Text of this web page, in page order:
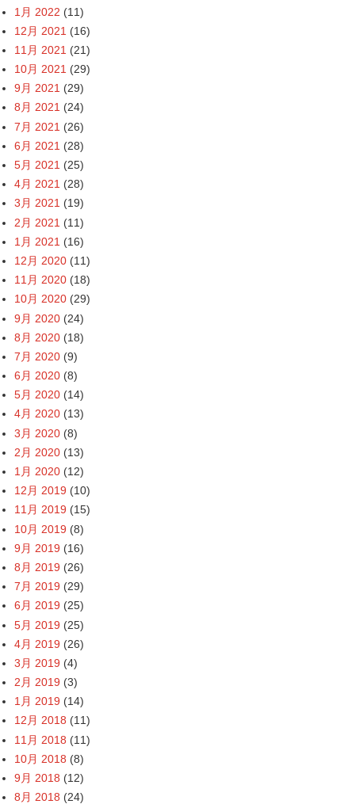
1月 2022 (11)
12月 2021 (16)
11月 2021 (21)
10月 2021 (29)
9月 2021 (29)
8月 2021 (24)
7月 2021 (26)
6月 2021 (28)
5月 2021 (25)
4月 2021 (28)
3月 2021 (19)
2月 2021 (11)
1月 2021 (16)
12月 2020 (11)
11月 2020 (18)
10月 2020 (29)
9月 2020 (24)
8月 2020 (18)
7月 2020 (9)
6月 2020 (8)
5月 2020 (14)
4月 2020 (13)
3月 2020 (8)
2月 2020 (13)
1月 2020 (12)
12月 2019 (10)
11月 2019 (15)
10月 2019 (8)
9月 2019 (16)
8月 2019 (26)
7月 2019 (29)
6月 2019 (25)
5月 2019 (25)
4月 2019 (26)
3月 2019 (4)
2月 2019 (3)
1月 2019 (14)
12月 2018 (11)
11月 2018 (11)
10月 2018 (8)
9月 2018 (12)
8月 2018 (24)